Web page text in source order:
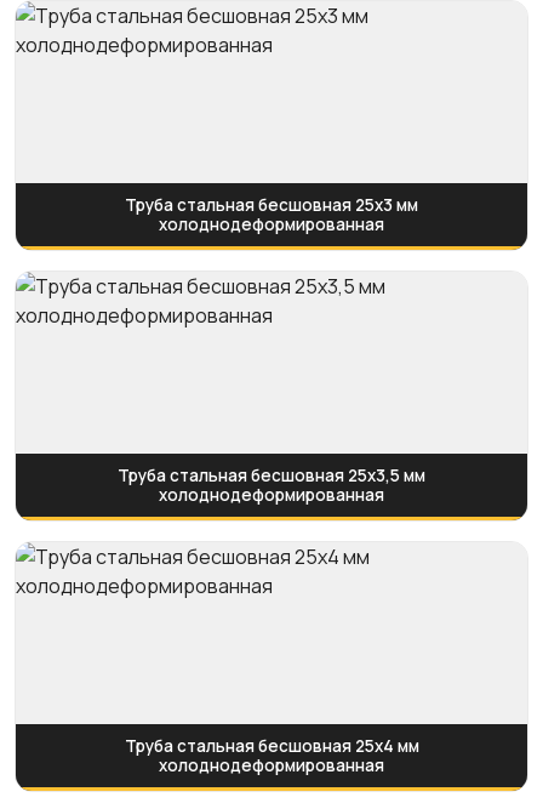
Труба стальная бесшовная 25х3 мм
холоднодеформированная
Труба стальная бесшовная 25х3,5 мм
холоднодеформированная
Труба стальная бесшовная 25х4 мм
холоднодеформированная